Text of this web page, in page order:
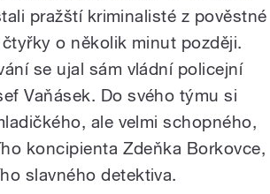
pražští kriminalisté z pověstné
o několik minut později.
se ujal sám vládní policejní
Vaňásek. Do svého týmu si
ale velmi schopného,
koncipienta Zdeňka Borkovce,
slavného detektiva.